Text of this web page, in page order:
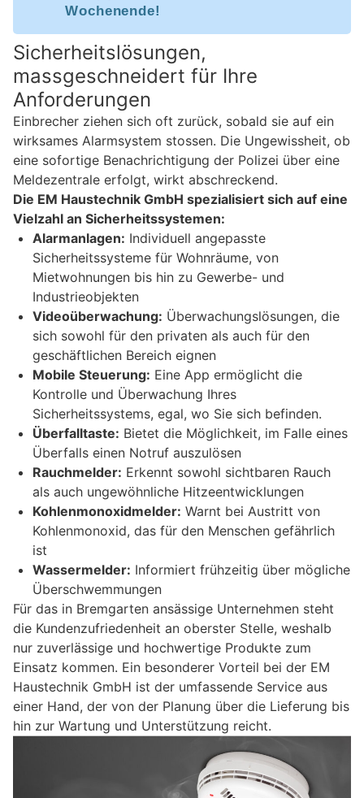
Wochenende!
Sicherheitslösungen,
massgeschneidert für Ihre
Anforderungen
Einbrecher ziehen sich oft zurück, sobald sie auf ein
wirksames Alarmsystem stossen. Die Ungewissheit, ob
eine sofortige Benachrichtigung der Polizei über eine
Meldezentrale erfolgt, wirkt abschreckend.
Die EM Haustechnik GmbH spezialisiert sich auf eine
Vielzahl an Sicherheitssystemen:
Alarmanlagen: Individuell angepasste
Sicherheitssysteme für Wohnräume, von
Mietwohnungen bis hin zu Gewerbe- und
Industrieobjekten
Videoüberwachung: Überwachungslösungen, die
sich sowohl für den privaten als auch für den
geschäftlichen Bereich eignen
Mobile Steuerung: Eine App ermöglicht die
Kontrolle und Überwachung Ihres
Sicherheitssystems, egal, wo Sie sich befinden.
Überfalltaste: Bietet die Möglichkeit, im Falle eines
Überfalls einen Notruf auszulösen
Rauchmelder: Erkennt sowohl sichtbaren Rauch
als auch ungewöhnliche Hitzeentwicklungen
Kohlenmonoxidmelder: Warnt bei Austritt von
Kohlenmonoxid, das für den Menschen gefährlich
ist
Wassermelder: Informiert frühzeitig über mögliche
Überschwemmungen
Für das in Bremgarten ansässige Unternehmen steht
die Kundenzufriedenheit an oberster Stelle, weshalb
nur zuverlässige und hochwertige Produkte zum
Einsatz kommen. Ein besonderer Vorteil bei der EM
Haustechnik GmbH ist der umfassende Service aus
einer Hand, der von der Planung über die Lieferung bis
hin zur Wartung und Unterstützung reicht.